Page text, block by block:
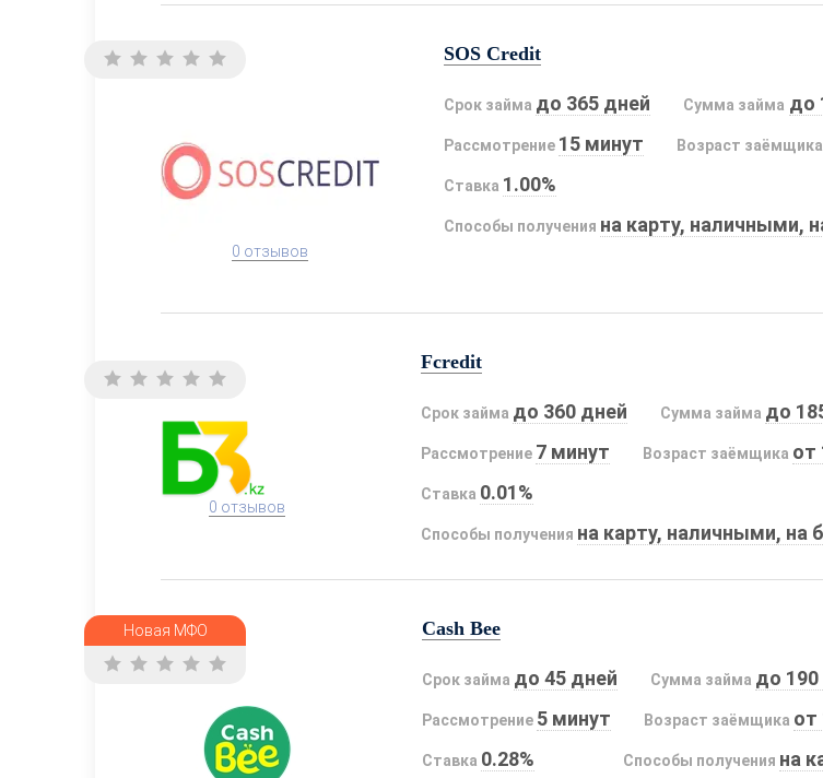
0 отзывов
SOS Credit
Срок займа до 365 дней Сумма займа до
Рассмотрение 15 минут Возраст заёмщика
Ставка 1.00%
Способы получения на карту, наличными,
0 отзывов
Fcredit
Срок займа до 360 дней Сумма займа до
Рассмотрение 7 минут Возраст заёмщика от
Ставка 0.01%
Способы получения на карту, наличными, на
Новая МФО Cash Bee
Срок займа до 45 дней Сумма займа до 190
Рассмотрение 5 минут Возраст заёмщика от
Ставка 0.28% Способы получения на